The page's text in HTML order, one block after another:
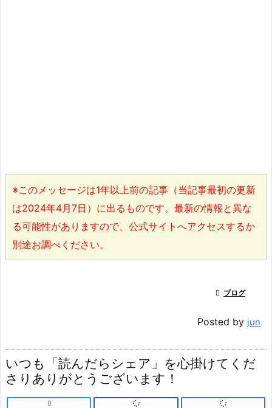
※このメッセージは1年以上前の記事（当記事最初の更新
は2024年4月7日）に出るものです。最新の情報と異な
る可能性がありますので、公式サイトへアクセスするか
別途お調べください。
 ブログ
Posted by jun
いつも「読んだらシェア」を心掛けてくだ
さりありがとうございます！
